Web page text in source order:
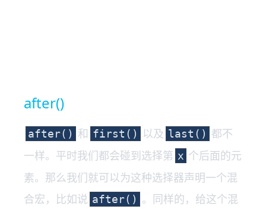
after()
after() 和 first() 以及 last() 都不
一样。平时我们都会碰到选择第 x 个后面的元
素。那么我们就可以为这种选择器声明一个混
合宏，比如说 after() 。同样的，给这个混